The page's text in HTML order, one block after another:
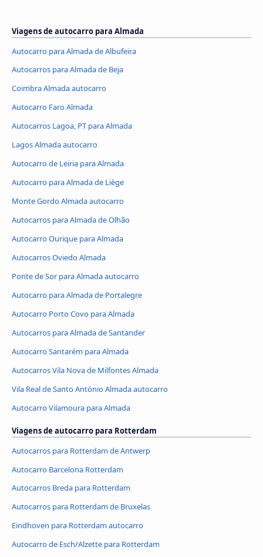
Viagens de autocarro para Almada
Autocarro para Almada de Albufeira
Autocarros para Almada de Beja
Coimbra Almada autocarro
Autocarro Faro Almada
Autocarros Lagoa, PT para Almada
Lagos Almada autocarro
Autocarro de Leiria para Almada
Autocarro para Almada de Liège
Monte Gordo Almada autocarro
Autocarros para Almada de Olhão
Autocarro Ourique para Almada
Autocarros Oviedo Almada
Ponte de Sor para Almada autocarro
Autocarro para Almada de Portalegre
Autocarro Porto Covo para Almada
Autocarros para Almada de Santander
Autocarro Santarém para Almada
Autocarros Vila Nova de Milfontes Almada
Vila Real de Santo António Almada autocarro
Autocarro Vilamoura para Almada
Viagens de autocarro para Rotterdam
Autocarros para Rotterdam de Antwerp
Autocarro Barcelona Rotterdam
Autocarros Breda para Rotterdam
Autocarros para Rotterdam de Bruxelas
Eindhoven para Rotterdam autocarro
Autocarro de Esch/Alzette para Rotterdam